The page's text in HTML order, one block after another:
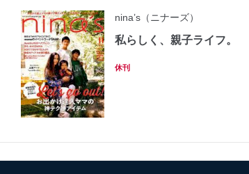
nina’s（ニナーズ）
私らしく、親子ライフ。
休刊